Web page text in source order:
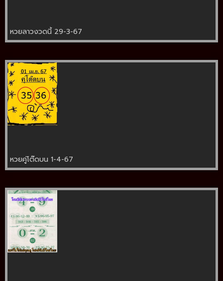
หวยลาวงวดนี้ 29-3-67
หวยคู่โต๊ดบน 1-4-67